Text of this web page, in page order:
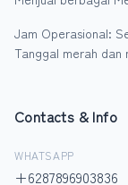
Jam Operasional:
Tanggal merah dan
Contacts & Info
WHATSAPP
+6287896903836